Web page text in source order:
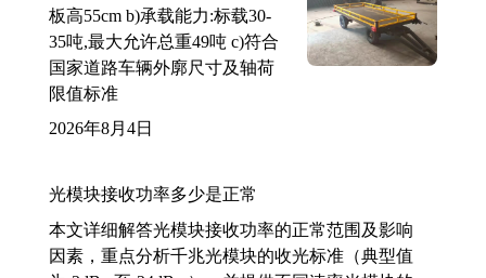
板高55cm b)承载能力:标载30-
35吨,最大允许总重49吨 c)符合
国家道路车辆外廓尺寸及轴荷
限值标准
2026年8月4日
光模块接收功率多少是正常
本文详细解答光模块接收功率的正常范围及影响
因素，重点分析千兆光模块的收光标准（典型值